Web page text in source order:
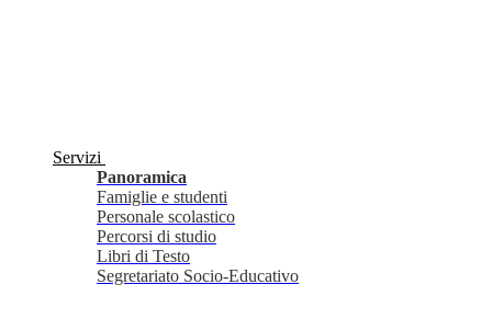
Servizi
Panoramica
Famiglie e studenti
Personale scolastico
Percorsi di studio
Libri di Testo
Segretariato Socio-Educativo